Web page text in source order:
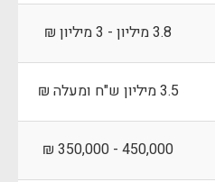
3.8 מיליון - 3 מיליון ₪
3.5 מיליון ש"ח ומעלה ₪
450,000 - 350,000 ₪